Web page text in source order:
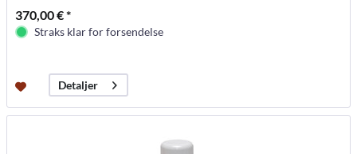
370,00 € *
Straks klar for forsendelse
Detaljer